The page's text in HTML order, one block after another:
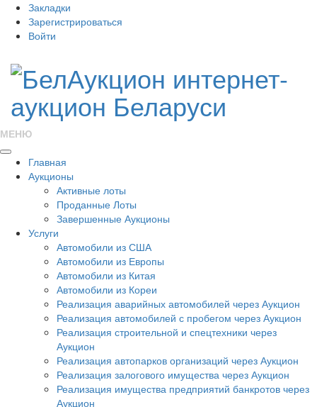
Закладки
Зарегистрироваться
Войти
МЕНЮ
Главная
Аукционы
Активные лоты
Проданные Лоты
Завершенные Аукционы
Услуги
Автомобили из США
Автомобили из Европы
Автомобили из Китая
Автомобили из Кореи
Реализация аварийных автомобилей через Аукцион
Реализация автомобилей с пробегом через Аукцион
Реализация строительной и спецтехники через
Аукцион
Реализация автопарков организаций через Аукцион
Реализация залогового имущества через Аукцион
Реализация имущества предприятий банкротов через
Аукцион